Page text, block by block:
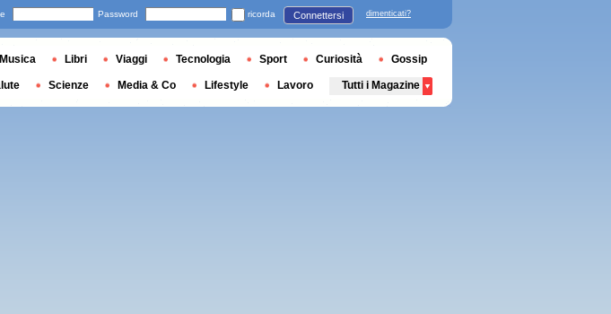
Password ricorda Connettersi dimenticati?
Musica Libri Viaggi Tecnologia Sport Curiosità Gossip
Scienze Media & Co Lifestyle Lavoro Tutti i Magazine